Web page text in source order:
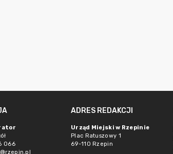
066
ADRES REDAKCJI
Urząd Miejski w Rzepinie
Plac Ratuszowy 1
69-110 Rzepin